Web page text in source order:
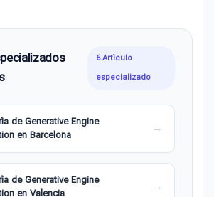
6 Artículo
especializado
de Generative Engine
en Barcelona
de Generative Engine
en Valencia